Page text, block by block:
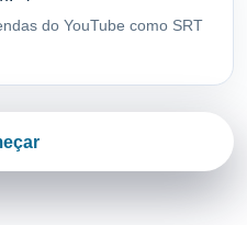
do YouTube como SRT